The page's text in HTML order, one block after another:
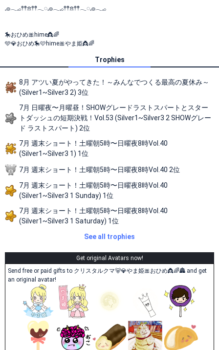
𓈒𓐍𓂃𓈒𓂂𖤣𖤥𖠿𖤣𖤥𓂃◌𓈒𓐍𓂃𓈒𓂂𖤣𖤥𖠿𖤣𖤥𓂃◌𓈒𓐍𓂃𓈒𓂂
🎠おひめ🎀hime👸🌈
🩵💎おひめ🎠🩷hime🎀やま姫👸🌈
Trophies
8月 アツい夏がやってきた！～みんなでつくる最高の夏休み～
(Silver1~Silver3 2) 3位
7月 日曜夜〜月曜昼！SHOWグレードラストスパートとスター
トダッシュの短期決戦！Vol.53 (Silver1~Silver3 2 SHOWグレー
ド ラストスパート) 2位
7月 週末ショート！土曜朝5時〜日曜夜8時Vol.40
(Silver1~Silver3 1) 1位
7月 週末ショート！土曜朝5時〜日曜夜8時Vol.40 2位
7月 週末ショート！土曜朝5時〜日曜夜8時Vol.40
(Silver1~Silver3 1 Sunday) 1位
7月 週末ショート！土曜朝5時〜日曜夜8時Vol.40
(Silver1~Silver3 1 Saturday) 1位
See all trophies
Get original Avatars now!
Send free or paid gifts to クリスタルクマ🐻💎やま姫🎀おひめ👸🌈🏯 and get
an original avatar!